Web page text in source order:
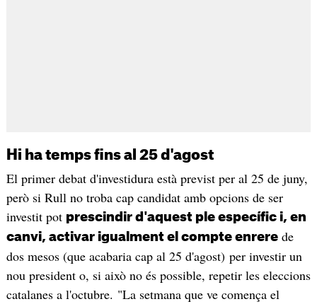
Hi ha temps fins al 25 d'agost
El primer debat d'investidura està previst per al 25 de juny,
però si Rull no troba cap candidat amb opcions de ser
investit pot prescindir d'aquest ple específic i, en
canvi, activar igualment el compte enrerede
dos mesos (que acabaria cap al 25 d'agost) per investir un
nou president o, si això no és possible, repetir les eleccions
catalanes a l'octubre. "La setmana que ve comença el